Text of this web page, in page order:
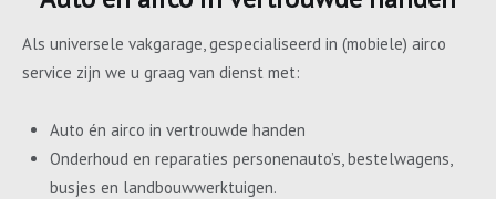
Als universele vakgarage, gespecialiseerd in (mobiele) airco
service zijn we u graag van dienst met:
Auto én airco in vertrouwde handen
Onderhoud en reparaties personenauto’s, bestelwagens,
busjes en landbouwwerktuigen.